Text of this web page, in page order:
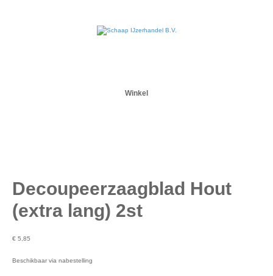
Winkel
Decoupeerzaagblad Hout
(extra lang) 2st
€ 5,85
Beschikbaar via nabestelling